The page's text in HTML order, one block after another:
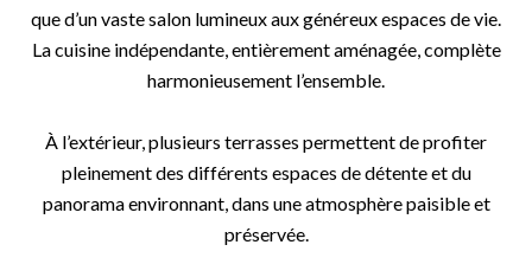
que d’un vaste salon lumineux aux généreux espaces de vie.
La cuisine indépendante, entièrement aménagée, complète
harmonieusement l’ensemble.
À l’extérieur, plusieurs terrasses permettent de profiter
pleinement des différents espaces de détente et du
panorama environnant, dans une atmosphère paisible et
préservée.